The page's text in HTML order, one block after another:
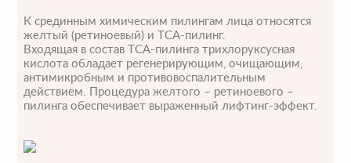
К срединным химическим пилингам лица относятся
желтый (ретиноевый) и ТСА-пилинг.
Входящая в состав ТСА-пилинга трихлоруксусная
кислота обладает регенерирующим, очищающим,
антимикробным и противовоспалительным
действием. Процедура желтого – ретиноевого –
пилинга обеспечивает выраженный лифтинг-эффект.